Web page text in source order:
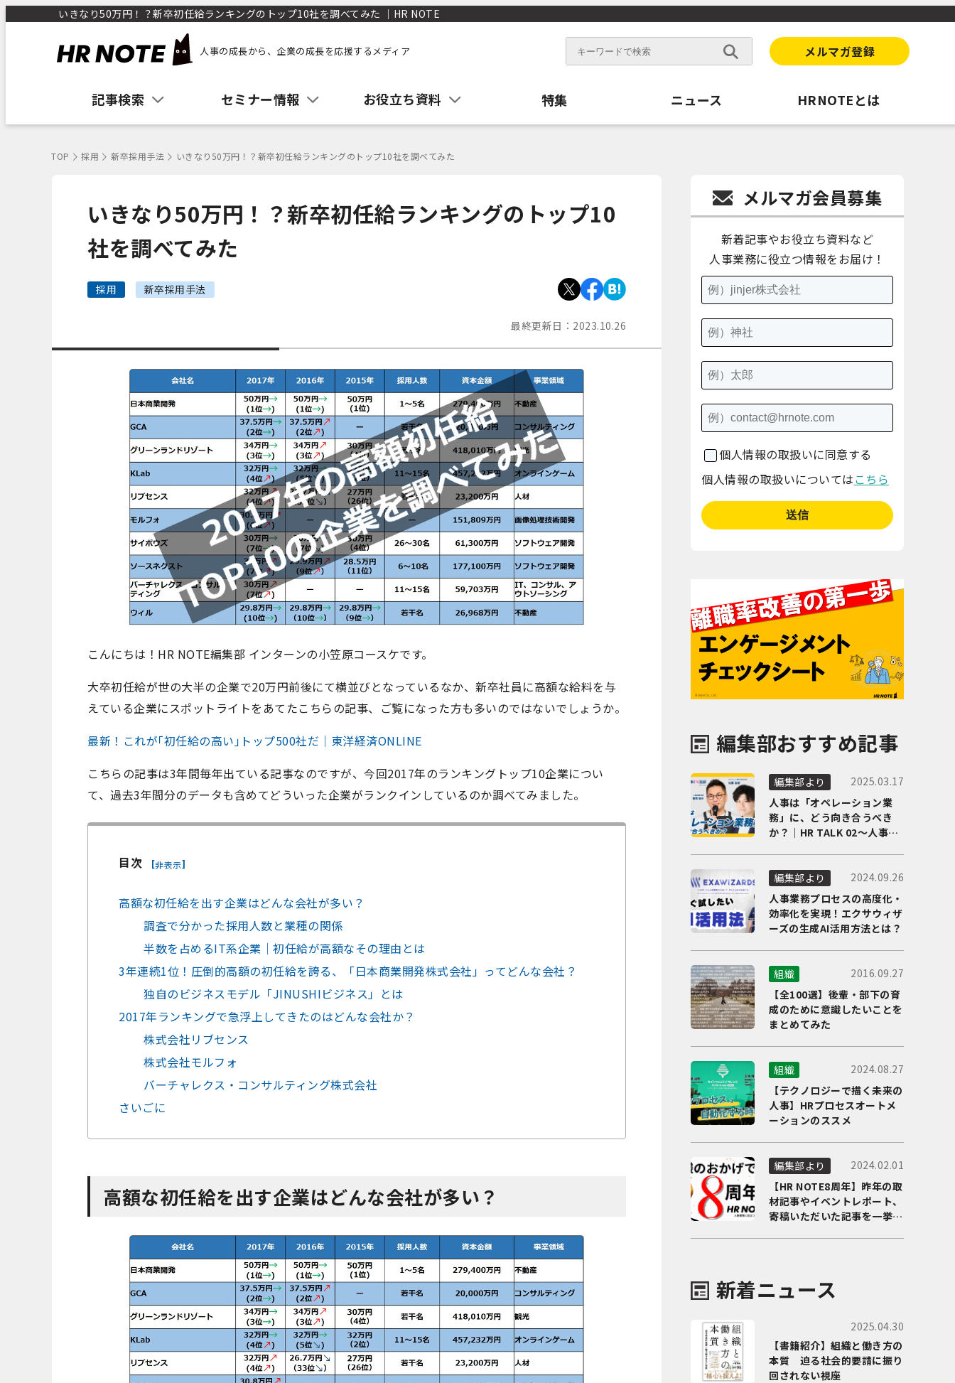
いきなり50万円！？新卒初任給ランキングのトップ10社を調べてみた ｜HR NOTE
人事の成長から、企業の成長を応援するメディア メルマガ登録
記事検索 セミナー情報 お役立ち資料 特集 ニュース HRNOTEとは
TOP 採用 新卒採用手法 いきなり50万円！？新卒初任給ランキングのトップ10社を調べてみた
いきなり50万円！？新卒初任給ランキングのトップ10
社を調べてみた
採用 新卒採用手法
最終更新日： 2023.10.26
こんにちは！HR NOTE編集部 インターンの小笠原コースケです。
大卒初任給が世の大半の企業で20万円前後にて横並びとなっているなか、新卒社員に高額な給料を与
えている企業にスポットライトをあてたこちらの記事、ご覧になった方も多いのではないでしょうか。
最新！これが｢初任給の高い｣トップ500社だ｜東洋経済ONLINE
こちらの記事は3年間毎年出ている記事なのですが、今回2017年のランキングトップ10企業につい
て、過去3年間分のデータも含めてどういった企業がランクインしているのか調べてみました。
目次 [非表示]
高額な初任給を出す企業はどんな会社が多い？
調査で分かった採用人数と業種の関係
半数を占めるIT系企業｜初任給が高額なその理由とは
3年連続1位！圧倒的高額の初任給を誇る、「日本商業開発株式会社」ってどんな会社？
独自のビジネスモデル「JINUSHIビジネス」とは
2017年ランキングで急浮上してきたのはどんな会社か？
株式会社リブセンス
株式会社モルフォ
バーチャレクス・コンサルティング株式会社
さいごに
高額な初任給を出す企業はどんな会社が多い？
メルマガ会員募集
新着記事やお役立ち資料など
人事業務に役立つ情報をお届け！
個人情報の取扱いに同意する
個人情報の取扱いについては こちら
編集部おすすめ記事
編集部より
2025.03.17
人事は「オペレーション業
務」に、どう向き合うべき
か？｜HR TALK 02～人事DX
編集部より
2024.09.26
人事業務プロセスの高度化・
効率化を実現！エクサウィザ
ーズの生成AI活用方法とは？
組織
2016.09.27
【全100選】後輩・部下の育
成のために意識したいことを
まとめてみた
組織
2024.08.27
【テクノロジーで描く未来の
人事】HRプロセスオートメ
ーションのススメ
編集部より
2024.02.01
【HR NOTE8周年】昨年の取
材記事やイベントレポート、
寄稿いただいた記事を一挙に
新着ニュース
2025.04.30
【書籍紹介】組織と働き方の
本質 迫る社会的要請に振り
回されない視座